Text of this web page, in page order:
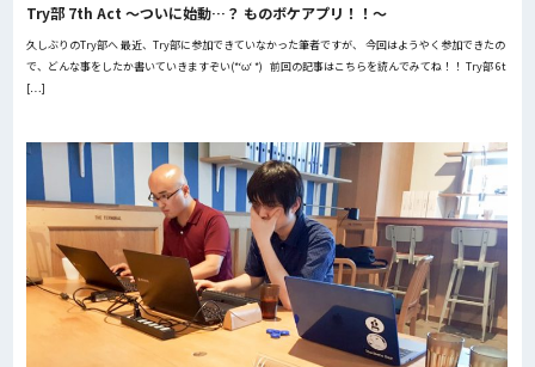
Try部 7th Act ～ついに始動…？ ものボケアプリ！！～
久しぶりのTry部へ 最近、Try部に参加できていなかった筆者ですが、 今回はようやく参加できたの
で、どんな事をしたか書いていきますぞい(*‘ω‘ *) 前回の記事はこちらを読んでみてね！！ Try部 6t
[…]